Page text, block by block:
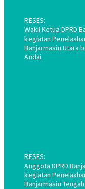
RESES:
Wakil Ketua DPRD
kegiatan
Banjarmasin Utara
Andai.
RESES:
Anggota DPRD
kegiatan
Banjarmasin